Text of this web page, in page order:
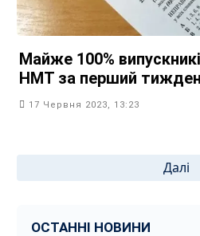
Майже 100%
НМТ за перший
17 Червня 2023, 13:23
Далі
ОСТАННІ НОВИНИ